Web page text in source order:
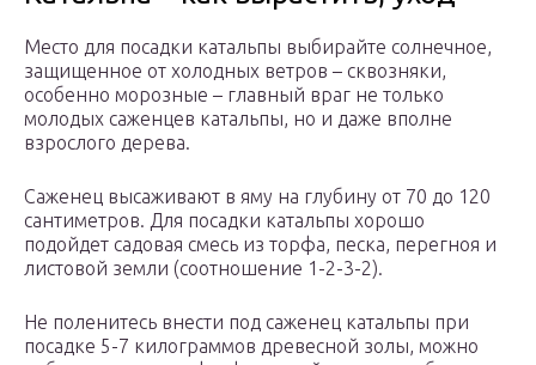
Место для посадки катальпы выбирайте солнечное,
защищенное от холодных ветров – сквозняки,
особенно морозные – главный враг не только
молодых саженцев катальпы, но и даже вполне
взрослого дерева.
Саженец высаживают в яму на глубину от 70 до 120
сантиметров. Для посадки катальпы хорошо
подойдет садовая смесь из торфа, песка, перегноя и
листовой земли (соотношение 1-2-3-2).
Не поленитесь внести под саженец катальпы при
посадке 5-7 килограммов древесной золы, можно